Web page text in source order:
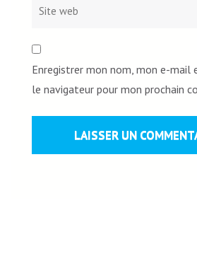
Enregistrer mon nom, mon e-mail
le navigateur pour mon prochain